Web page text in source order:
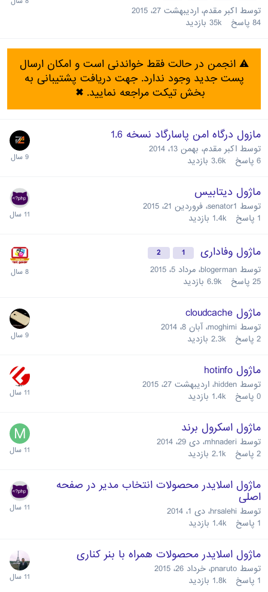
توسط اکبر مقدم، اردیبهشت 27، 2015
84 پاسخ 35k بازدید
⚠️ انجمن در حالت فقط خواندنی است و امکان ارسال
پست جدید وجود ندارد. جهت دریافت پشتیبانی به
بخش تیکت مراجعه نمایید.✖
مازول درگاه امن پاسارگاد نسخه 1.6
توسط اکبر مقدم، بهمن 13، 2014
6 پاسخ 3.6k بازدید
ماژول دیتابیس
توسط senator1، فروردین 21، 2015
1 پاسخ 1.4k بازدید
ماژول وفاداری 1
2
توسط blogerman، مرداد 5، 2015
25 پاسخ 6.9k بازدید
ماژول cloudcache
توسط moghimi،آبان 8، 2014
2 پاسخ 2.3k بازدید
ماژول hotinfo
توسط hidden، اردیبهشت 27، 2015
0 پاسخ 1.4k بازدید
ماژول اسکرول برند
توسط mhnaderi، دی 29، 2014
2 پاسخ 2.1k بازدید
ماژول اسلایدر محصولات انتخاب مدیر در صفحه
اصلی
توسط hrsalehi، دی 1، 2014
1 پاسخ 1.4k بازدید
ماژول اسلایدر محصولات همراه با بنر کناری
توسط pnaruto، خرداد 26، 2015
1 پاسخ 1.8k بازدید